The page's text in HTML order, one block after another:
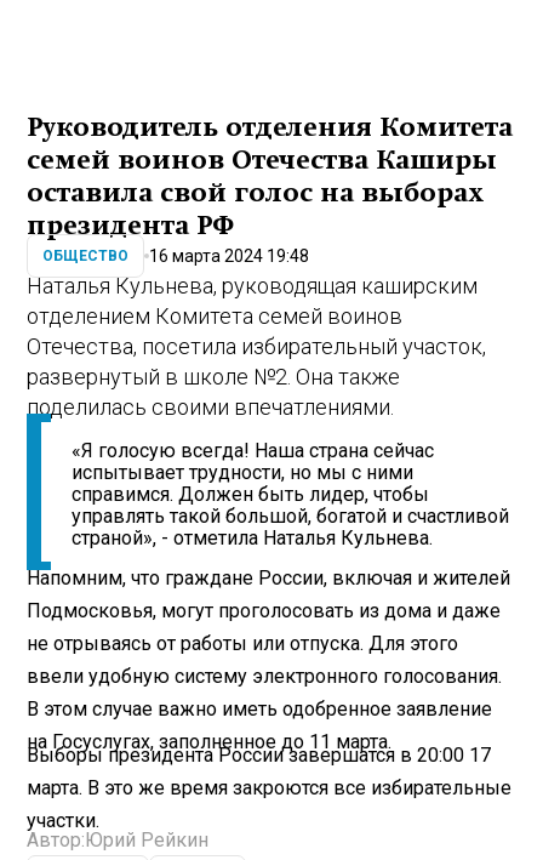
Руководитель отделения Комитета
семей воинов Отечества Каширы
оставила свой голос на выборах
президента РФ
ОБЩЕСТВО 16 марта 2024 19:48
Наталья Кульнева, руководящая каширским
отделением Комитета семей воинов
Отечества, посетила избирательный участок,
развернутый в школе №2. Она также
поделилась своими впечатлениями.
«Я голосую всегда! Наша страна сейчас
испытывает трудности, но мы с ними
справимся. Должен быть лидер, чтобы
управлять такой большой, богатой и счастливой
страной», - отметила Наталья Кульнева.
Напомним, что граждане России, включая и жителей
Подмосковья, могут проголосовать из дома и даже
не отрываясь от работы или отпуска. Для этого
ввели удобную систему электронного голосования.
В этом случае важно иметь одобренное заявление
на Госуслугах, заполненное до 11 марта.
Выборы президента России завершатся в 20:00 17
марта. В это же время закроются все избирательные
участки.
Автор: Юрий Рейкин